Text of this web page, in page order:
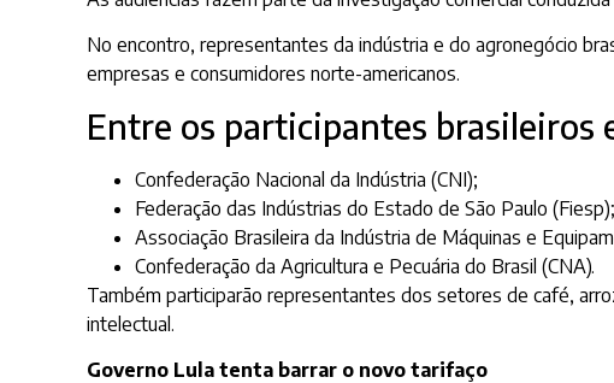
No encontro, representantes da indústria e do agronegócio
empresas e consumidores norte-americanos.
Entre os participantes brasileiros
Confederação Nacional da Indústria (CNI);
Federação das Indústrias do Estado de São Paulo (Fiesp);
Associação Brasileira da Indústria de Máquinas e
Confederação da Agricultura e Pecuária do Brasil (CNA).
Também participarão representantes dos setores de café,
intelectual.
Governo Lula tenta barrar o novo tarifaço